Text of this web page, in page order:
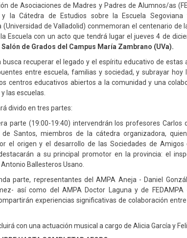
de Asociaciones de Madres y Padres de Alumnos/as
y la Cátedra de Estudios sobre la Escuela Segoviana
(Universidad de Valladolid) conmemoran el centenario de
Escuela con un acto que tendrá lugar el jueves 4 de
Salón de Grados del Campus María Zambrano (UVa).
busca recuperar el legado y el espíritu educativo de estas
entre escuela, familias y sociedad, y subrayar hoy
centros educativos abiertos a la comunidad y una
las escuelas.
divido en tres partes:
parte (19:00-19:40) intervendrán los profesores Carlos
de Santos, miembros de la cátedra organizadora,
el origen y el desarrollo de las Sociedades de Amigos
a su principal promotor en la provincia: el
Ballesteros Usano.
parte, representantes del AMPA Aneja - Daniel
así como del AMPA Doctor Laguna y de FEDAMPA
experiencias significativas de colaboración
con una actuación musical a cargo de Alicia García y